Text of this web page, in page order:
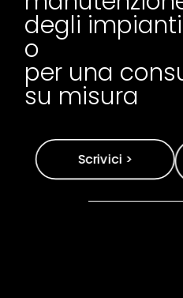
degli
o
per una
su misura
Scrivici >